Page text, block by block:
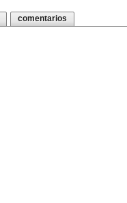
comentarios